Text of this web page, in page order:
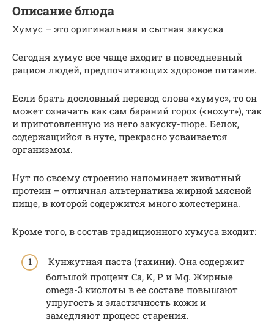
Описание блюда
Хумус – это оригинальная и сытная закуска
Сегодня хумус все чаще входит в повседневный
рацион людей, предпочитающих здоровое питание.
Если брать дословный перевод слова «хумус», то он
может означать как сам бараний горох («нохут»), так
и приготовленную из него закуску-пюре. Белок,
содержащийся в нуте, прекрасно усваивается
организмом.
Нут по своему строению напоминает животный
протеин – отличная альтернатива жирной мясной
пище, в которой содержится много холестерина.
Кроме того, в состав традиционного хумуса входит:
Кунжутная паста (тахини). Она содержит
большой процент Ca, K, P и Mg. Жирные
omega-3 кислоты в ее составе повышают
упругость и эластичность кожи и
замедляют процесс старения.